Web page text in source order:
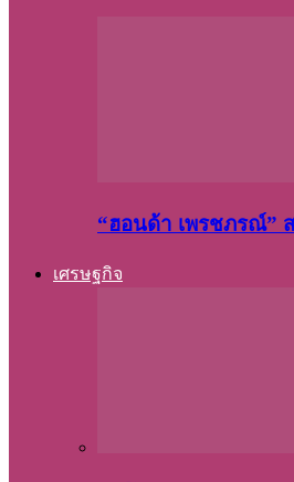
“ฮอนด้า เพรชภรณ์”
เศรษฐกิจ